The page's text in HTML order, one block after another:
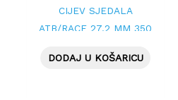
CIJEV SJEDALA
ATB/RACE 27.2 MM 350
DODAJ U KOŠARICU